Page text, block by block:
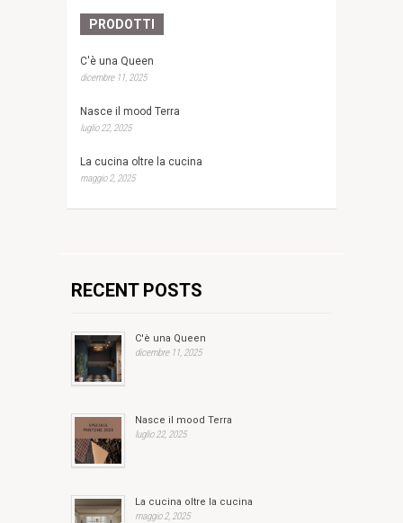
PRODOTTI
C'è una Queen
dicembre 11, 2025
Nasce il mood Terra
luglio 22, 2025
La cucina oltre la cucina
maggio 2, 2025
RECENT POSTS
C'è una Queen
dicembre 11, 2025
Nasce il mood Terra
luglio 22, 2025
La cucina oltre la cucina
maggio 2, 2025